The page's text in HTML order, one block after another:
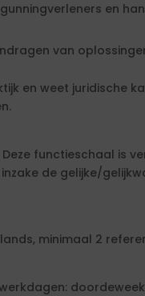
en
van
en weet juridische
functieschaal is
de gelijke/
minimaal 2